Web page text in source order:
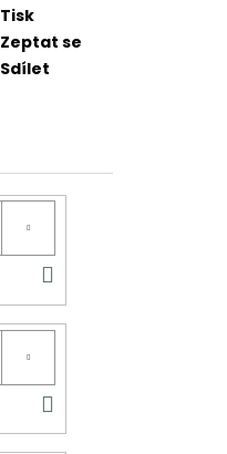
Tisk
Zeptat se
Sdílet
KOŠÍKU
KOŠÍKU